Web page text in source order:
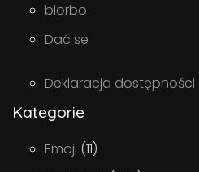
blorbo
Dać se
Deklaracja dostępności
Kategorie
Emoji (11)